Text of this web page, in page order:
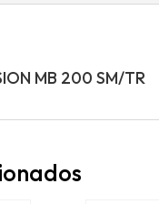
MB 200 SM/TR